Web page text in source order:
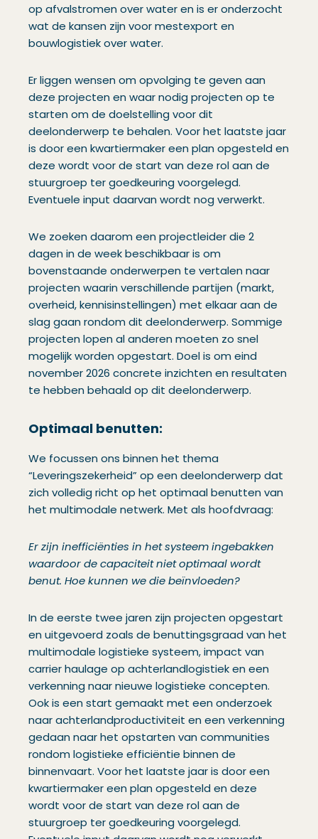
op afvalstromen over water en is er onderzocht
wat de kansen zijn voor mestexport en
bouwlogistiek over water.
Er liggen wensen om opvolging te geven aan
deze projecten en waar nodig projecten op te
starten om de doelstelling voor dit
deelonderwerp te behalen. Voor het laatste jaar
is door een kwartiermaker een plan opgesteld en
deze wordt voor de start van deze rol aan de
stuurgroep ter goedkeuring voorgelegd.
Eventuele input daarvan wordt nog verwerkt.
We zoeken daarom een projectleider die 2
dagen in de week beschikbaar is om
bovenstaande onderwerpen te vertalen naar
projecten waarin verschillende partijen (markt,
overheid, kennisinstellingen) met elkaar aan de
slag gaan rondom dit deelonderwerp. Sommige
projecten lopen al anderen moeten zo snel
mogelijk worden opgestart. Doel is om eind
november 2026 concrete inzichten en resultaten
te hebben behaald op dit deelonderwerp.
Optimaal benutten:
We focussen ons binnen het thema
“Leveringszekerheid” op een deelonderwerp dat
zich volledig richt op het optimaal benutten van
het multimodale netwerk. Met als hoofdvraag:
Er zijn inefficiënties in het systeem ingebakken
waardoor de capaciteit niet optimaal wordt
benut. Hoe kunnen we die beïnvloeden?
In de eerste twee jaren zijn projecten opgestart
en uitgevoerd zoals de benuttingsgraad van het
multimodale logistieke systeem, impact van
carrier haulage op achterlandlogistiek en een
verkenning naar nieuwe logistieke concepten.
Ook is een start gemaakt met een onderzoek
naar achterlandproductiviteit en een verkenning
gedaan naar het opstarten van communities
rondom logistieke efficiëntie binnen de
binnenvaart. Voor het laatste jaar is door een
kwartiermaker een plan opgesteld en deze
wordt voor de start van deze rol aan de
stuurgroep ter goedkeuring voorgelegd.